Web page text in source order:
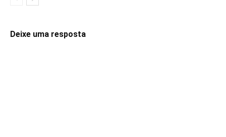
Deixe uma resposta